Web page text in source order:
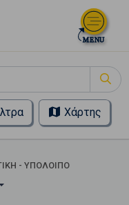
Χάρτης
- ΥΠΟΛΟΙΠΟ